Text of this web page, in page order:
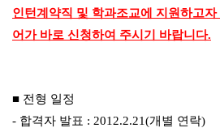
인턴계약직 및 학과조교에 지원하고
어가 바로 신청하여 주시기 바랍니다.
■ 전형 일정
- 합격자 발표 : 2012.2.21(개별 연락)